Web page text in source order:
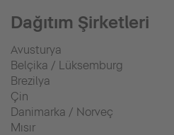
Dağıtım Şirketleri
Avusturya
Belçika / Lüksemburg
Brezilya
Çin
Danimarka / Norveç
Mısır